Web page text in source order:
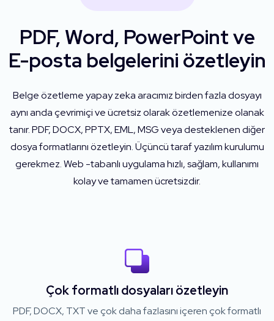
PDF, Word, PowerPoint ve
E-posta belgelerini özetleyin
Belge özetleme yapay zeka aracımız birden fazla dosyayı
aynı anda çevrimiçi ve ücretsiz olarak özetlemenize olanak
tanır. PDF, DOCX, PPTX, EML, MSG veya desteklenen diğer
dosya formatlarını özetleyin. Üçüncü taraf yazılım kurulumu
gerekmez. Web -tabanlı uygulama hızlı, sağlam, kullanımı
kolay ve tamamen ücretsizdir.
Çok formatlı dosyaları özetleyin
PDF, DOCX, TXT ve çok daha fazlasını içeren çok formatlı